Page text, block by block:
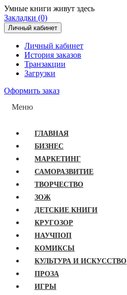
Умные книги живут здесь
Закладки (0)
Личный кабинет
Личный кабинет
История заказов
Транзакции
Загрузки
Оформить заказ
Меню
ГЛАВНАЯ
БИЗНЕС
МАРКЕТИНГ
САМОРАЗВИТИЕ
ТВОРЧЕСТВО
ЗОЖ
ДЕТСКИЕ КНИГИ
КРУГОЗОР
НАУЧПОП
КОМИКСЫ
КУЛЬТУРА И ИСКУССТВО
ПРОЗА
ИГРЫ